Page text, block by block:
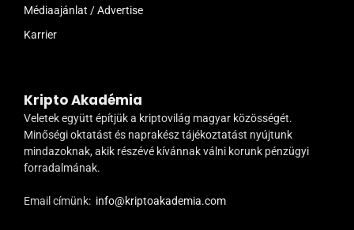
Médiaajánlat / Advertise
Karrier
Kripto Akadémia
Veletek együtt építjük a kriptovilág magyar közösségét.
Minőségi oktatást és naprakész tájékoztatást nyújtunk
mindazoknak, akik részévé kívánnak válni korunk pénzügyi
forradalmának.
Email címünk: info@kriptoakademia.com